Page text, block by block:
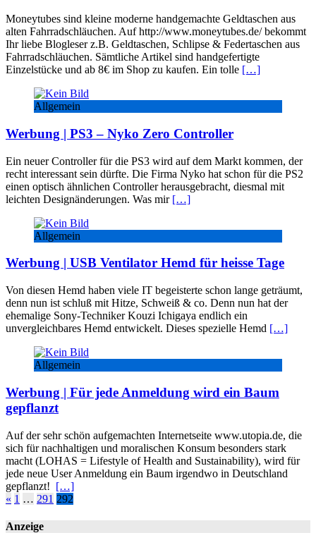
Moneytubes sind kleine moderne handgemachte Geldtaschen aus
alten Fahrradschläuchen. Auf http://www.moneytubes.de/ bekommt
Ihr liebe Blogleser z.B. Geldtaschen, Schlipse & Federtaschen aus
Fahrradschläuchen. Sämtliche Artikel sind handgefertigte
Einzelstücke und ab 8€ im Shop zu kaufen. Ein tolle […]
Allgemein
Werbung | PS3 – Nyko Zero Controller
Ein neuer Controller für die PS3 wird auf dem Markt kommen, der
recht interessant sein dürfte. Die Firma Nyko hat schon für die PS2
einen optisch ähnlichen Controller herausgebracht, diesmal mit
leichten Designänderungen. Was mir […]
Allgemein
Werbung | USB Ventilator Hemd für heisse Tage
Von diesen Hemd haben viele IT begeisterte schon lange geträumt,
denn nun ist schluß mit Hitze, Schweiß & co. Denn nun hat der
ehemalige Sony-Techniker Kouzi Ichigaya endlich ein
unvergleichbares Hemd entwickelt. Dieses spezielle Hemd […]
Allgemein
Werbung | Für jede Anmeldung wird ein Baum
gepflanzt
Auf der sehr schön aufgemachten Internetseite www.utopia.de, die
sich für nachhaltigen und moralischen Konsum besonders stark
macht (LOHAS = Lifestyle of Health and Sustainability), wird für
jede neue User Anmeldung ein Baum irgendwo in Deutschland
gepflanzt! […]
Seitennummerierung
der
« 1 … 291 292
Anzeige